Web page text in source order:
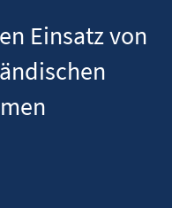
Einsatz von